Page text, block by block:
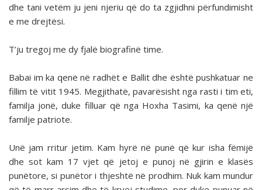
dhe tani vetëm ju jeni njeriu që do ta zgjidhni përfundimisht
e me drejtësi.
T’ju tregoj me dy fjalë biografinë time.
Babai im ka qenë në radhët e Ballit dhe është pushkatuar ne
fillim të vitit 1945. Megjithatë, pavarësisht nga rasti i tim eti,
familja jonë, duke filluar që nga Hoxha Tasimi, ka qenë një
familje patriote.
Unë jam rritur jetim. Kam hyrë në punë që kur isha fëmijë
dhe sot kam 17 vjet që jetoj e punoj në gjirin e klasës
punëtore, si punëtor i thjeshtë në prodhim. Nuk kam mundur